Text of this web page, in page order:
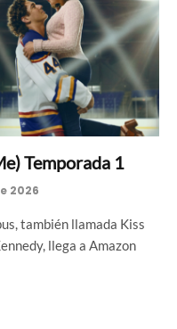
Temporada 1
2026
también llamada Kiss
llega a Amazon